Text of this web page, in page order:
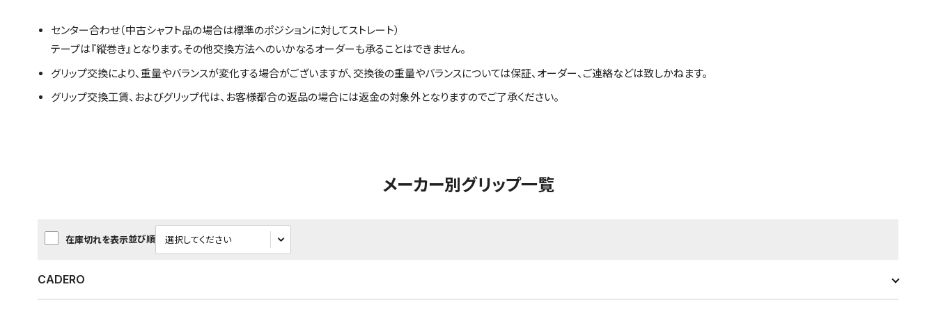
センター合わせ（中古シャフト品の場合は標準のポジションに対してストレート）
テープは『縦巻き』となります。その他交換方法へのいかなるオーダーも承ることはできません。
グリップ交換により、重量やバランスが変化する場合がございますが、交換後の重量やバランスについては保証、オーダー、ご連絡などは致しかねます。
グリップ交換工賃、およびグリップ代は、お客様都合の返品の場合には返金の対象外となりますのでご了承ください。
メーカー別グリップ一覧
在庫切れを表示並び順
CADERO